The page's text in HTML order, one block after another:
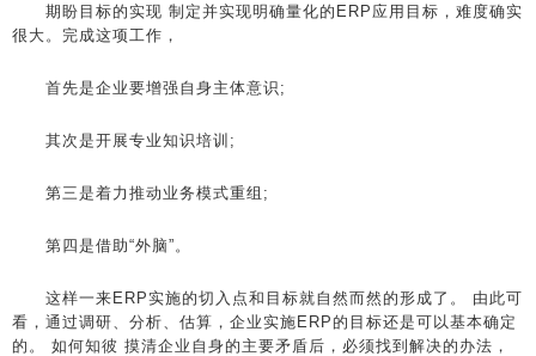
期盼目标的实现 制定并实现明确量化的ERP应用目标，难度确实
很大。完成这项工作，
首先是企业要增强自身主体意识;
其次是开展专业知识培训;
第三是着力推动业务模式重组;
第四是借助“外脑”。
这样一来ERP实施的切入点和目标就自然而然的形成了。 由此可
看，通过调研、分析、估算，企业实施ERP的目标还是可以基本确定
的。 如何知彼 摸清企业自身的主要矛盾后，必须找到解决的办法，